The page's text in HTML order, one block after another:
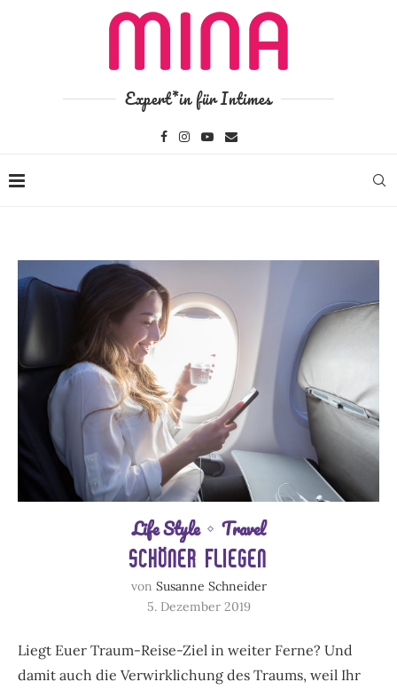
Expert*in für Intimes
Life Style Travel
SCHÖNER FLIEGEN
von Susanne Schneider
5. Dezember 2019Foto: iStock/SDI Productions
Liegt Euer Traum-Reise-Ziel in weiter Ferne? Und
damit auch die Verwirklichung des Traums, weil Ihr